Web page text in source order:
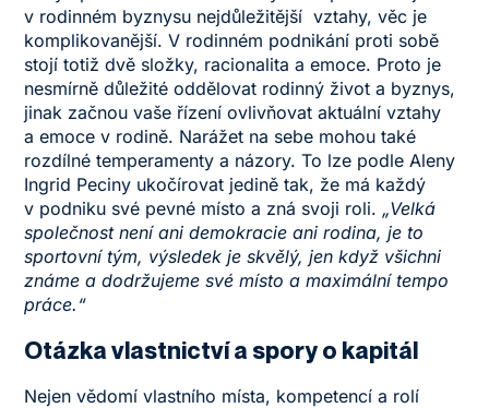
v rodinném byznysu nejdůležitější vztahy, věc je
komplikovanější. V rodinném podnikání proti sobě
stojí totiž dvě složky, racionalita a emoce. Proto je
nesmírně důležité oddělovat rodinný život a byznys,
jinak začnou vaše řízení ovlivňovat aktuální vztahy
a emoce v rodině. Narážet na sebe mohou také
rozdílné temperamenty a názory. To lze podle Aleny
Ingrid Peciny ukočírovat jedině tak, že má každý
v podniku své pevné místo a zná svoji roli. „Velká
společnost není ani demokracie ani rodina, je to
sportovní tým, výsledek je skvělý, jen když všichni
známe a dodržujeme své místo a maximální tempo
práce.“
Otázka vlastnictví a spory o kapitál
Nejen vědomí vlastního místa, kompetencí a rolí